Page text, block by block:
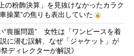
の粉飾決算」を見抜けなかったカラク
操業”の焦りも表出していた
“喪服問題” 女性は「ワンピースを着
に潜む誤解、なぜ「ジャケット」が
ディレクターが解説》